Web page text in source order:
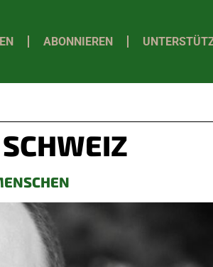
ABONNIEREN